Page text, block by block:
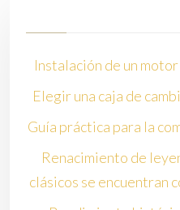
Instalación de un
Elegir una caja de
Guía práctica para la
Renacimiento de
clásicos se encuentran